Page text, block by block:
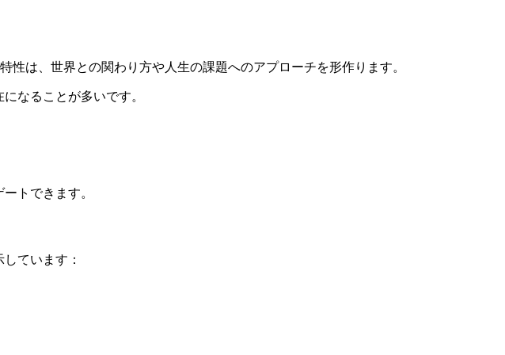
性は、世界との関わり方や人生の課題へのアプローチを形作ります。
なることが多いです。
トできます。
ています：